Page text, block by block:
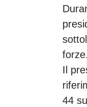
forze.
Il
44